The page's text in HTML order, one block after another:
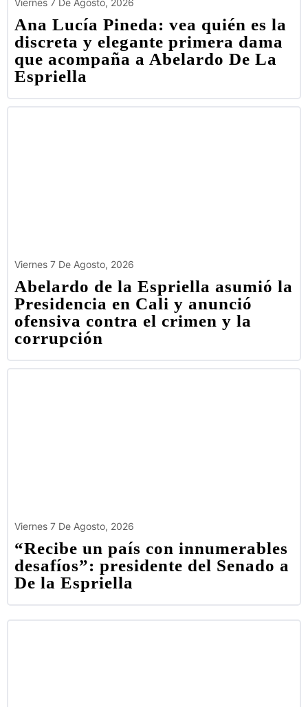
Ana Lucía Pineda: vea quién es la
discreta y elegante primera dama
que acompaña a Abelardo De La
Espriella
Viernes 7 De Agosto, 2026
Abelardo de la Espriella asumió la
Presidencia en Cali y anunció
ofensiva contra el crimen y la
corrupción
Viernes 7 De Agosto, 2026
“Recibe un país con innumerables
desafíos”: presidente del Senado a
De la Espriella